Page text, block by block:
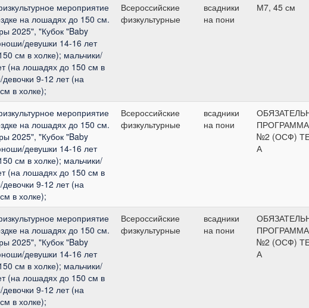
мероприятие
на лошадях до 150 см.
2025", "Кубок "Baby
девушки 14-16 лет
см в холке); мальчики/
(на лошадях до 150 см в
9-12 лет (на
в холке);
Всероссийские
физкультурные
всадники
на пони
М7, 45 см
мероприятие
на лошадях до 150 см.
2025", "Кубок "Baby
девушки 14-16 лет
см в холке); мальчики/
(на лошадях до 150 см в
9-12 лет (на
в холке);
Всероссийские
физкультурные
всадники
на пони
ПРОГРАММА
№2 (ОСФ)
А
мероприятие
на лошадях до 150 см.
2025", "Кубок "Baby
девушки 14-16 лет
см в холке); мальчики/
(на лошадях до 150 см в
9-12 лет (на
в холке);
Всероссийские
физкультурные
всадники
на пони
ПРОГРАММА
№2 (ОСФ)
А